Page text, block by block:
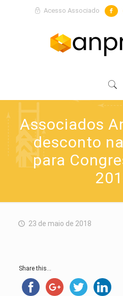
Acesso Associado
Associados
desconto
para
23 de maio de 2018
Share this...